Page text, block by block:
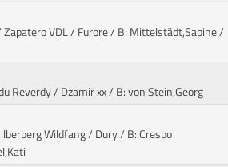
VDL / Furore/ B: Mittelstädt,Sabine /
Reverdy / Dzamir xx/ B: von Stein,Georg
Wildfang / Dury/ B: Crespo